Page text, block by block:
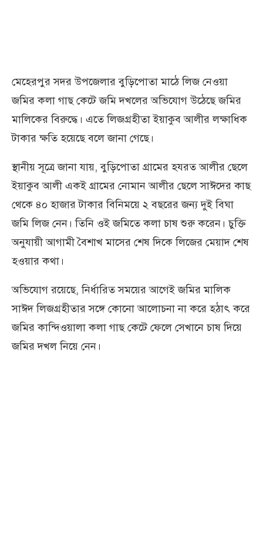
মেহেরপুর সদর উপজেলার বুড়িপোতা মাঠে লিজ নেওয়া
জমির কলা গাছ কেটে জমি দখলের অভিযোগ উঠেছে জমির
মালিকের বিরুদ্ধে। এতে লিজগ্রহীতা ইয়াকুব আলীর লক্ষাধিক
টাকার ক্ষতি হয়েছে বলে জানা গেছে।
স্থানীয় সূত্রে জানা যায়, বুড়িপোতা গ্রামের হযরত আলীর ছেলে
ইয়াকুব আলী একই গ্রামের নোমান আলীর ছেলে সাঈদের কাছ
থেকে ৪০ হাজার টাকার বিনিময়ে ২ বছরের জন্য দুই বিঘা
জমি লিজ নেন। তিনি ওই জমিতে কলা চাষ শুরু করেন। চুক্তি
অনুযায়ী আগামী বৈশাখ মাসের শেষ দিকে লিজের মেয়াদ শেষ
হওয়ার কথা।
অভিযোগ রয়েছে, নির্ধারিত সময়ের আগেই জমির মালিক
সাঈদ লিজগ্রহীতার সঙ্গে কোনো আলোচনা না করে হঠাৎ করে
জমির কান্দিওয়ালা কলা গাছ কেটে ফেলে সেখানে চাষ দিয়ে
জমির দখল নিয়ে নেন।